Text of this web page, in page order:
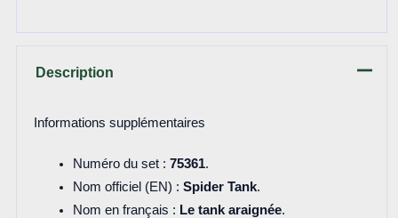
Description
Informations supplémentaires
Numéro du set : 75361.
Nom officiel (EN) : Spider Tank.
Nom en français : Le tank araignée.